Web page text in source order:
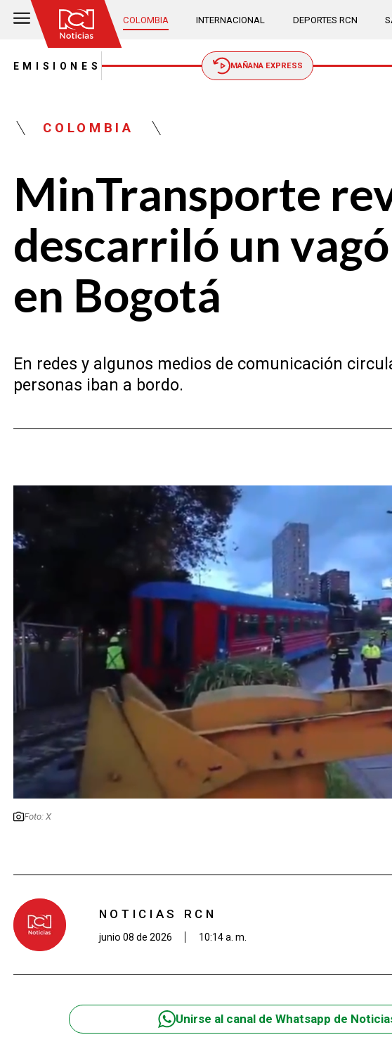
COLOMBIA INTERNACIONAL DEPORTES RCN
EMISIONES MAÑANA EXPRESS
COLOMBIA
MinTransporte
descarriló un
en Bogotá
En redes y algunos medios de comunicación
personas iban a bordo.
Foto: X
NOTICIAS RCN
junio 08 de 2026 10:14 a. m.
Unirse al canal de Whatsapp de